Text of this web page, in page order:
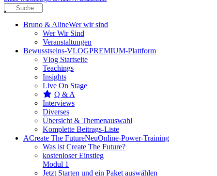
Bruno & AlineWer wir sind
Wer Wir Sind
Veranstaltungen
Bewusstseins-VLOGPREMIUM-Plattform
Vlog Startseite
Teachings
Insights
Live On Stage
Q & A
Interviews
Diverses
Übersicht & Themenauswahl
Komplette Beitrags-Liste
ACreate The FutureNeuOnline-Power-Training
Was ist Create The Future?
kostenloser Einstieg
Modul 1
Jetzt Starten und ein Paket auswählen